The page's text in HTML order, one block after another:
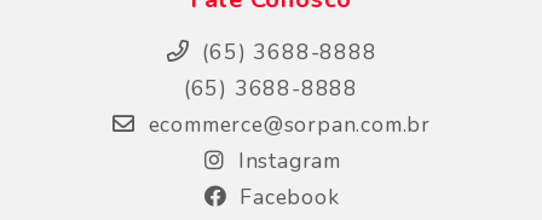
(65) 3688-8888
(65) 3688-8888
ecommerce@sorpan.com.br
Instagram
Facebook